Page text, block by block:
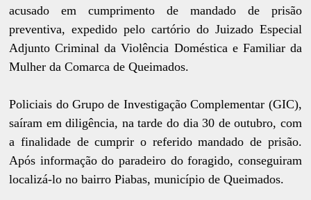
acusado em cumprimento de mandado de prisão
preventiva, expedido pelo cartório do Juizado Especial
Adjunto Criminal da Violência Doméstica e Familiar da
Mulher da Comarca de Queimados.
Policiais do Grupo de Investigação Complementar (GIC),
saíram em diligência, na tarde do dia 30 de outubro, com
a finalidade de cumprir o referido mandado de prisão.
Após informação do paradeiro do foragido, conseguiram
localizá-lo no bairro Piabas, município de Queimados.